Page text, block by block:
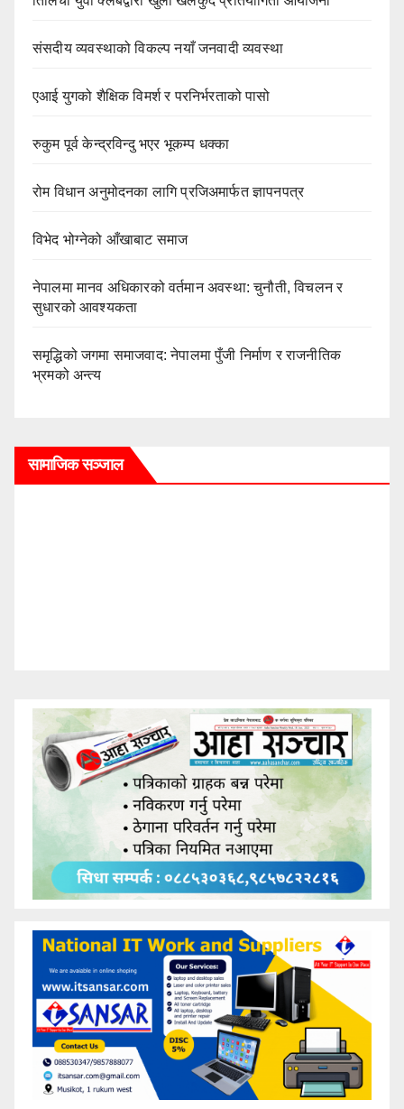
संसदीय व्यवस्थाको विकल्प नयाँ जनवादी व्यवस्था
एआई युगको शैक्षिक विमर्श र परनिर्भरताको पासो
रुकुम पूर्व केन्द्रविन्दु भएर भूकम्प धक्का
रोम विधान अनुमोदनका लागि प्रजिअमार्फत ज्ञापनपत्र
विभेद भोग्नेको आँखाबाट समाज
नेपालमा मानव अधिकारको वर्तमान अवस्था: चुनौती, विचलन र
सुधारको आवश्यकता
समृद्धिको जगमा समाजवाद: नेपालमा पुँजी निर्माण र राजनीतिक
भ्रमको अन्त्य
सामाजिक सञ्जाल